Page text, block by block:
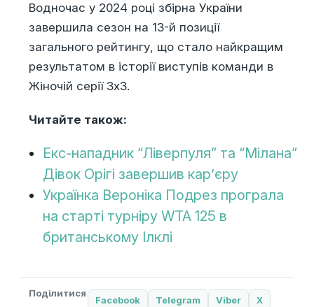
Водночас у 2024 році збірна України
завершила сезон на 13-й позиції
загального рейтингу, що стало найкращим
результатом в історії виступів команди в
Жіночій серії 3х3.
Читайте також:
Екс-нападник “Ліверпуля” та “Мілана”
Дівок Орігі завершив кар’єру
Українка Вероніка Подрез програла
на старті турніру WTA 125 в
британському Ілклі
Поділитися
Facebook Telegram Viber X